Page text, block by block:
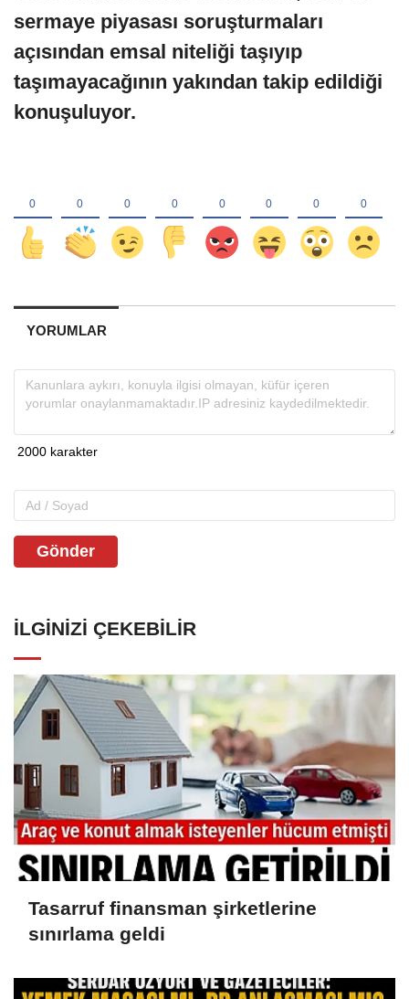
sermaye piyasası soruşturmaları
açısından emsal niteliği taşıyıp
taşımayacağının yakından takip edildiği
konuşuluyor.
YORUMLAR
Gönder
İLGINIZI ÇEKEBILIR
Tasarruf finansman şirketlerine
sınırlama geldi